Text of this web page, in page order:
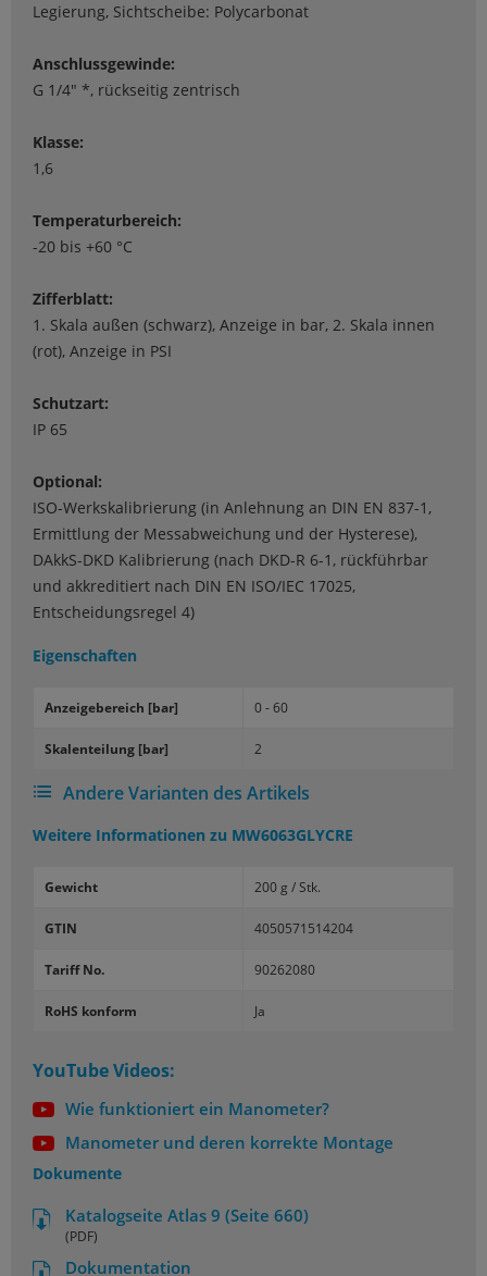
Legierung, Sichtscheibe: Polycarbonat
Anschlussgewinde:
G 1/4" *, rückseitig zentrisch
Klasse:
1,6
Temperaturbereich:
-20 bis +60 °C
Zifferblatt:
1. Skala außen (schwarz), Anzeige in bar, 2. Skala innen
(rot), Anzeige in PSI
Schutzart:
IP 65
Optional:
ISO-Werkskalibrierung (in Anlehnung an DIN EN 837-1,
Ermittlung der Messabweichung und der Hysterese),
DAkkS-DKD Kalibrierung (nach DKD-R 6-1, rückführbar
und akkreditiert nach DIN EN ISO/IEC 17025,
Entscheidungsregel 4)
Eigenschaften
An­zei­ge­be­reich [bar] 0 - 60
Ska­len­tei­lung [bar] 2
Andere Varianten des Artikels
Weitere Informationen zu MW6063GLYCRE
Gewicht 200 g / Stk.
GTIN 4050571514204
Tariff No. 90262080
RoHS konform Ja
YouTube Videos:
Wie funktioniert ein Manometer?
Manometer und deren korrekte Montage
Dokumente
Katalogseite Atlas 9 (Seite 660)
(PDF)
Dokumentation